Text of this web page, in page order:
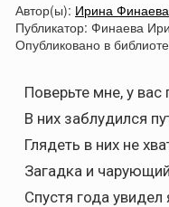
Автор(ы): Ирина Финаева
Публикатор: Финаева
Опубликовано в
Поверьте мне, у вас
В них заблудился
Глядеть в них не
Загадка и
Спустя года увидел